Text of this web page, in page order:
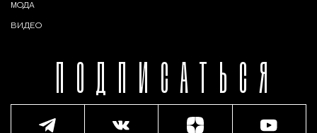
ПОДПИСАТЬСЯ
МОДА
ВИДЕО